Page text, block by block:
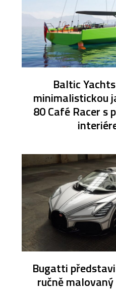
Baltic
minimalistickou
80 Café Racer s
Bugatti
ručně